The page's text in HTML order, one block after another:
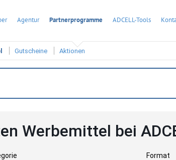
Agentur Partnerprogramme ADCELL-Tools
Gutscheine Aktionen
Werbemittel bei
Format